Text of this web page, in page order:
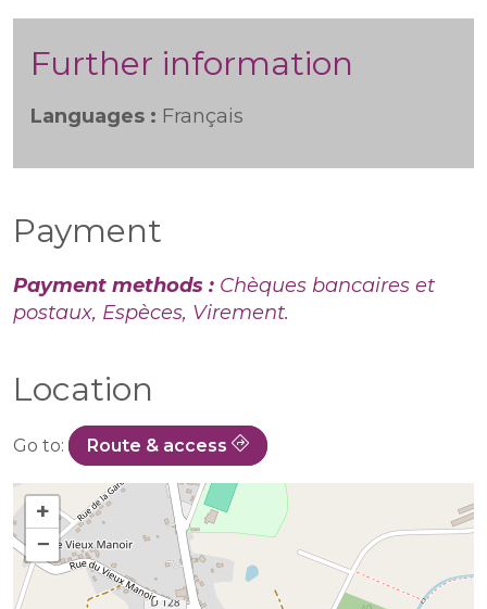
Further information
Languages : Français
Payment
Payment methods : Chèques bancaires et
postaux, Espèces, Virement.
Location
Go to: Route & access
+
−